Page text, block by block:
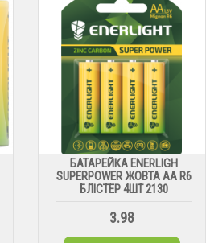
БАТАРЕЙКА ENERLIGH
SUPERPOWER ЖОВТА АА R6
БЛІСТЕР 4ШТ 2130
3.98